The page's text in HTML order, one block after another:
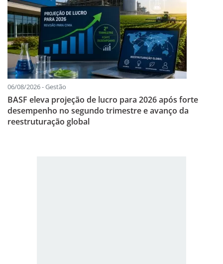
06/08/2026 - Gestão
BASF eleva projeção de lucro para 2026 após forte
desempenho no segundo trimestre e avanço da
reestruturação global